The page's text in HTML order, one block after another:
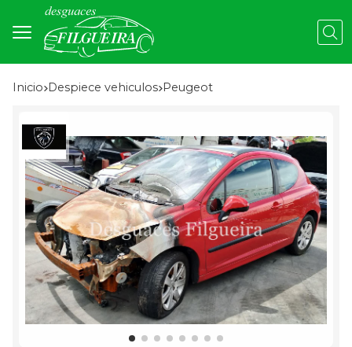
Inicio despiece vehiculos peugeot